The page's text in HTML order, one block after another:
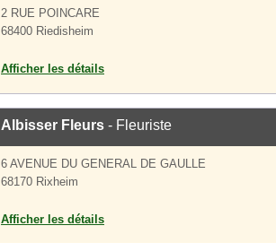
2 RUE POINCARE
68400 Riedisheim
Afficher les détails
Albisser Fleurs - Fleuriste
6 AVENUE DU GENERAL DE GAULLE
68170 Rixheim
Afficher les détails